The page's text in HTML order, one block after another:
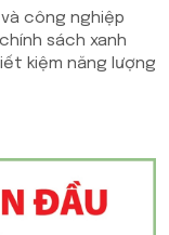
công nghiệp
sách xanh
kiệm năng lượng